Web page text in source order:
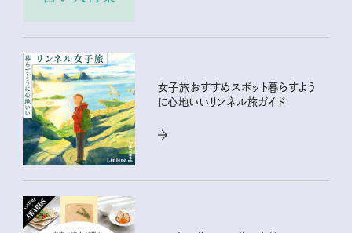
女子旅おすすめスポット暮らすよう
に心地いいリンネル旅ガイド